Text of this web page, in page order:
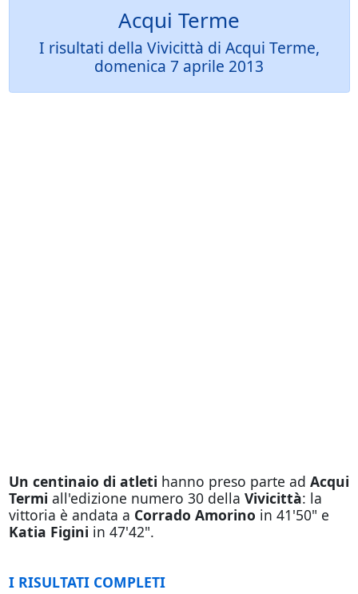
Acqui Terme
I risultati della Vivicittà di Acqui Terme,
domenica 7 aprile 2013
Un centinaio di atleti hanno preso parte ad Acqui
Termi all'edizione numero 30 della Vivicittà: la
vittoria è andata a Corrado Amorino in 41'50" e
Katia Figini in 47'42".
I RISULTATI COMPLETI